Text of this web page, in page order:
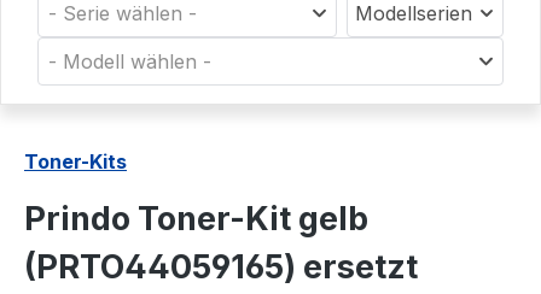
- Serie wählen -
Modellserien
- Modell wählen -
Toner-Kits
Prindo Toner-Kit gelb
(PRTO44059165) ersetzt